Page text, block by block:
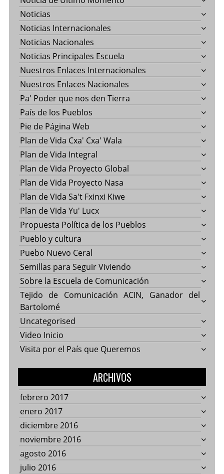
Noticias
Noticias Internacionales
Noticias Nacionales
Noticias Principales Escuela
Nuestros Enlaces Internacionales
Nuestros Enlaces Nacionales
Pa' Poder que nos den Tierra
País de los Pueblos
Pie de Página Web
Plan de Vida Cxa' Cxa' Wala
Plan de Vida Integral
Plan de Vida Proyecto Global
Plan de Vida Proyecto Nasa
Plan de Vida Sa't Fxinxi Kiwe
Plan de Vida Yu' Lucx
Propuesta Política de los Pueblos
Pueblo y cultura
Puebo Nuevo Ceral
Semillas para Seguir Viviendo
Sobre la Escuela de Comunicación
Tejido de Comunicación ACIN, Ganador del
Bartolomé
Uncategorised
Video Inicio
Visita por el País que Queremos
ARCHIVOS
febrero 2017
enero 2017
diciembre 2016
noviembre 2016
agosto 2016
julio 2016